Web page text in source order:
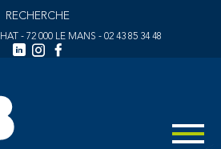
- 72 000 LE MANS - 02 43 85 34 48